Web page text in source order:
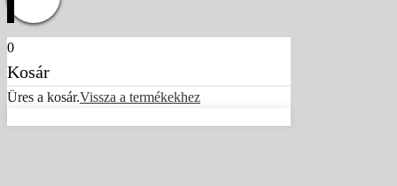
0
Kosár
Üres a kosár.Vissza a termékekhez